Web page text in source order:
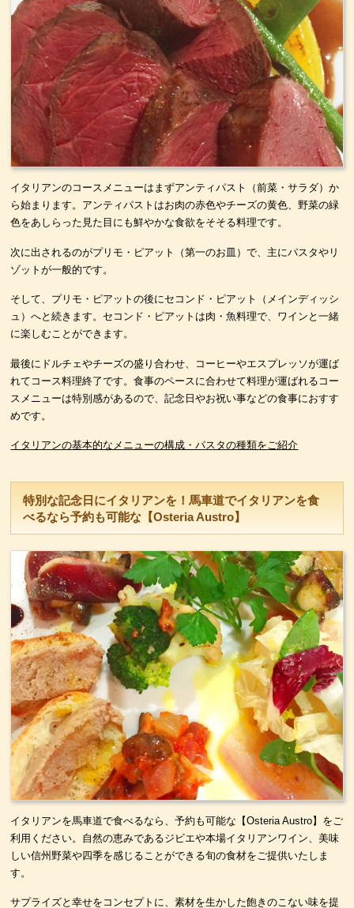
イタリアンのコースメニューはまずアンティパスト（前菜・サラダ）か
ら始まります。アンティパストはお肉の赤色やチーズの黄色、野菜の緑
色をあしらった見た目にも鮮やかな食欲をそそる料理です。
次に出されるのがプリモ・ピアット（第一のお皿）で、主にパスタやリ
ゾットが一般的です。
そして、プリモ・ピアットの後にセコンド・ピアット（メインディッシ
ュ）へと続きます。セコンド・ピアットは肉・魚料理で、ワインと一緒
に楽しむことができます。
最後にドルチェやチーズの盛り合わせ、コーヒーやエスプレッソが運ば
れてコース料理終了です。食事のペースに合わせて料理が運ばれるコー
スメニューは特別感があるので、記念日やお祝い事などの食事におすす
めです。
イタリアンの基本的なメニューの構成・パスタの種類をご紹介
特別な記念日にイタリアンを！馬車道でイタリアンを食
べるなら予約も可能な【Osteria Austro】
イタリアンを馬車道で食べるなら、予約も可能な【Osteria Austro】をご
利用ください。自然の恵みであるジビエや本場イタリアンワイン、美味
しい信州野菜や四季を感じることができる旬の食材をご提供いたしま
す。
サプライズと幸せをコンセプトに、素材を生かした飽きのこない味を提